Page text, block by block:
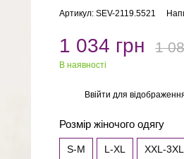
Артикул: SEV-2119.5521
1 034 грн 1
В наявності
Ввійти для
Розмір жіночого одягу
S-М L-XL XXL-3XL